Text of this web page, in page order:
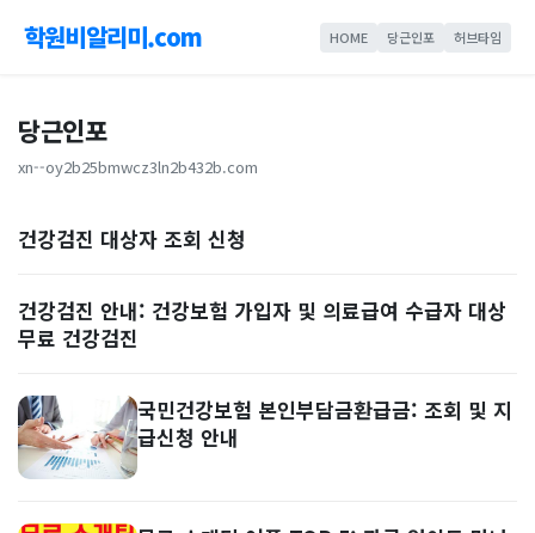
학원비알리미.com HOME 당근인포 허브타임
당근인포
xn--oy2b25bmwcz3ln2b432b.com
건강검진 대상자 조회 신청
건강검진 안내: 건강보험 가입자 및 의료급여 수급자 대상
무료 건강검진
국민건강보험 본인부담금환급금: 조회 및 지
급신청 안내